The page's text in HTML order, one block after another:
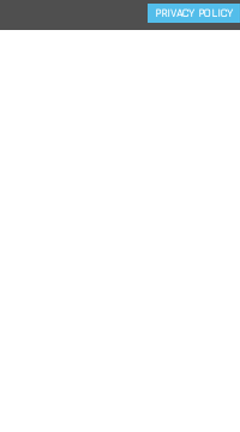
PRIVACY POLICY